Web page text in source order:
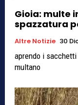
Gioia: multe
spazzatura
Altre Notizie 30
aprendo i
multano